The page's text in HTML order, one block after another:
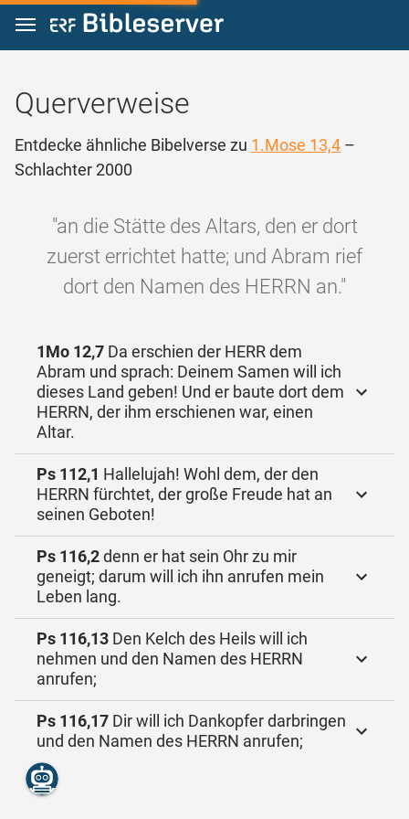
Zum Inhalt springen
Querverweise
Entdecke ähnliche Bibelverse zu 1.Mose 13,4 –
Schlachter 2000
"an die Stätte des Altars, den er dort
zuerst errichtet hatte; und Abram rief
dort den Namen des HERRN an."
1Mo 12,7 Da erschien der HERR dem
Abram und sprach: Deinem Samen will ich
dieses Land geben! Und er baute dort dem
HERRN, der ihm erschienen war, einen
Altar.
Ps 112,1 Hallelujah! Wohl dem, der den
HERRN fürchtet, der große Freude hat an
seinen Geboten!
Ps 116,2denn er hat sein Ohr zu mir
geneigt; darum will ich ihn anrufen mein
Leben lang.
Ps 116,13 Den Kelch des Heils will ich
nehmen und den Namen des HERRN
anrufen;
Ps 116,17 Dir will ich Dankopfer darbringen
und den Namen des HERRN anrufen;